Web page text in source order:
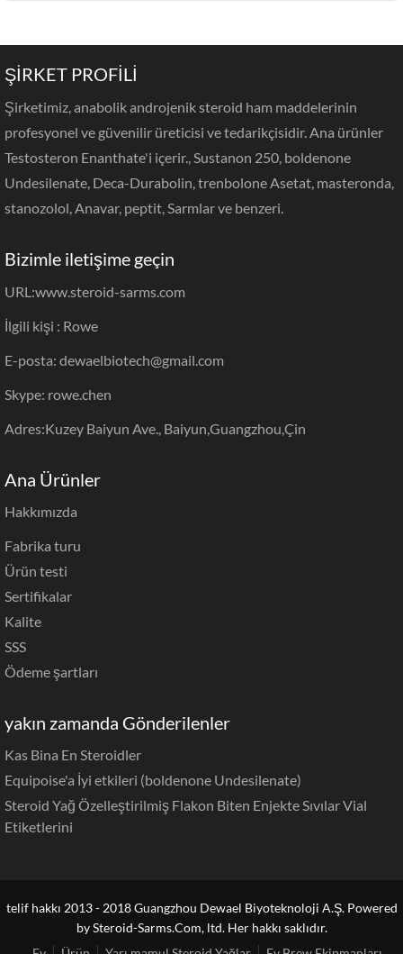
ŞİRKET PROFİLİ
Şirketimiz, anabolik androjenik steroid ham maddelerinin
profesyonel ve güvenilir üreticisi ve tedarikçisidir. Ana ürünler
Testosteron Enanthate'i içerir., Sustanon 250, boldenone
Undesilenate, Deca-Durabolin, trenbolone Asetat, masteronda,
stanozolol, Anavar, peptit, Sarmlar ve benzeri.
Bizimle iletişime geçin
URL:www.steroid-sarms.com
İlgili kişi : Rowe
E-posta: dewaelbiotech@gmail.com
Skype: rowe.chen
Adres:Kuzey Baiyun Ave., Baiyun,Guangzhou,Çin
Ana Ürünler
Hakkımızda
Fabrika turu
Ürün testi
Sertifikalar
Kalite
SSS
Ödeme şartları
yakın zamanda Gönderilenler
Kas Bina En Steroidler
Equipoise'a İyi etkileri (boldenone Undesilenate)
Steroid Yağ Özelleştirilmiş Flakon Biten Enjekte Sıvılar Vial
Etiketlerini
telif hakkı 2013 - 2018 Guangzhou Dewael Biyoteknoloji A.Ş. Powered
by Steroid-Sarms.Com, ltd. Her hakkı saklıdır.